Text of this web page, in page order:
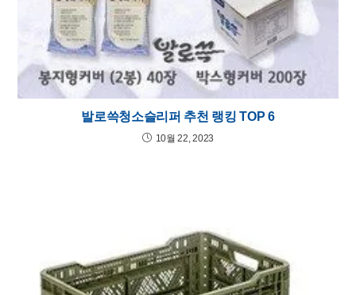
발로쓱청소슬리퍼 추천 랭킹 TOP 6
10월 22, 2023